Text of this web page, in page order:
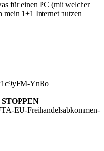
für einen PC (mit welcher
mein 1+1 Internet nutzen
YnBo
EU-Freihandelsabkommen-